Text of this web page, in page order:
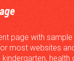
page with
most websites
kindergarten, health